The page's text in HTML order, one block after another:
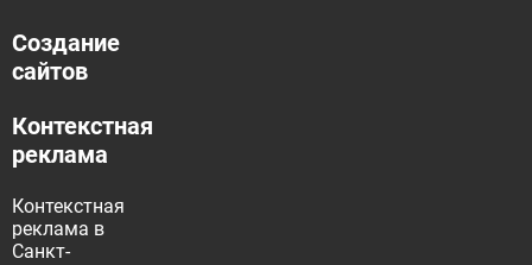
Создание
сайтов
Контекстная
реклама
Контекстная
реклама в
Санкт-